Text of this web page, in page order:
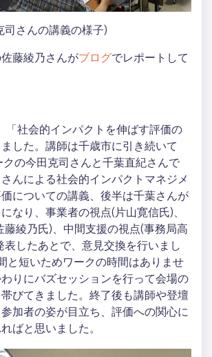
さんの講義の様子)
藤綾乃さんがブログでレポートして
「社会的インパクトを伸ばす評価の
した。講師は千歳市に引き続いて
の今田克司さんと千葉直紀さんで
んによる社会的インパクトマネジメ
についての講義、後半は千葉さんが
なり、事業者の視点(片山寛信氏)、
綾乃氏)、中間支援の視点(事務局高
したあとで、意見交換を行いまし
と短いためワークの時間はありませ
りにバズセッションを行って会場の
びてきました。終了後も講師や登壇
加者の姿が目立ち、評価への関心に
ばと思いました。